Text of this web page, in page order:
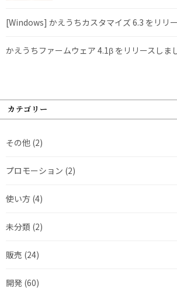
[Windows] かえうちカスタマイズ 6.3 をリリ
かえうちファームウェア 4.1β をリリースしま
カテゴリー
その他 (2)
プロモーション (2)
使い方 (4)
未分類 (2)
販売 (24)
開発 (60)